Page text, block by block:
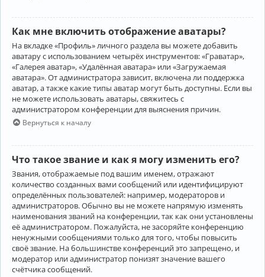
Как мне включить отображение аватары?
На вкладке «Профиль» личного раздела вы можете добавить
аватару с использованием четырёх инструментов: «Граватар»,
«Галерея аватар», «Удалённая аватара» или «Загружаемая
аватара». От администратора зависит, включена ли поддержка
аватар, а также какие типы аватар могут быть доступны. Если вы
не можете использовать аватары, свяжитесь с
администратором конференции для выяснения причин.
Вернуться к началу
Что такое звание и как я могу изменить его?
Звания, отображаемые под вашим именем, отражают
количество созданных вами сообщений или идентифицируют
определённых пользователей: например, модераторов и
администраторов. Обычно вы не можете напрямую изменять
наименования званий на конференции, так как они установлены
её администратором. Пожалуйста, не засоряйте конференцию
ненужными сообщениями только для того, чтобы повысить
своё звание. На большинстве конференций это запрещено, и
модератор или администратор понизят значение вашего
счётчика сообщений.